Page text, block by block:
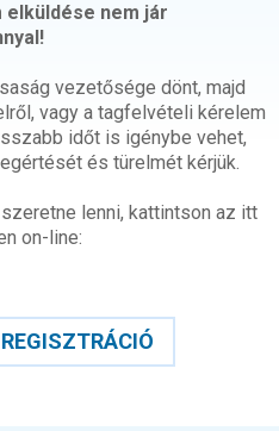
nem jár
vezetősége dönt, majd
vagy a tagfelvételi kérelem
időt is igénybe vehet,
és türelmét kérjük.
lenni, kattintson az itt
on-line: